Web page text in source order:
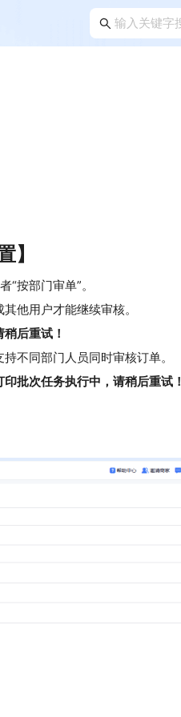
】
“按部门审单”。
他用户才能继续审核。
后重试！
不同部门人员同时审核订单。
批次任务执行中，请稍后重试！